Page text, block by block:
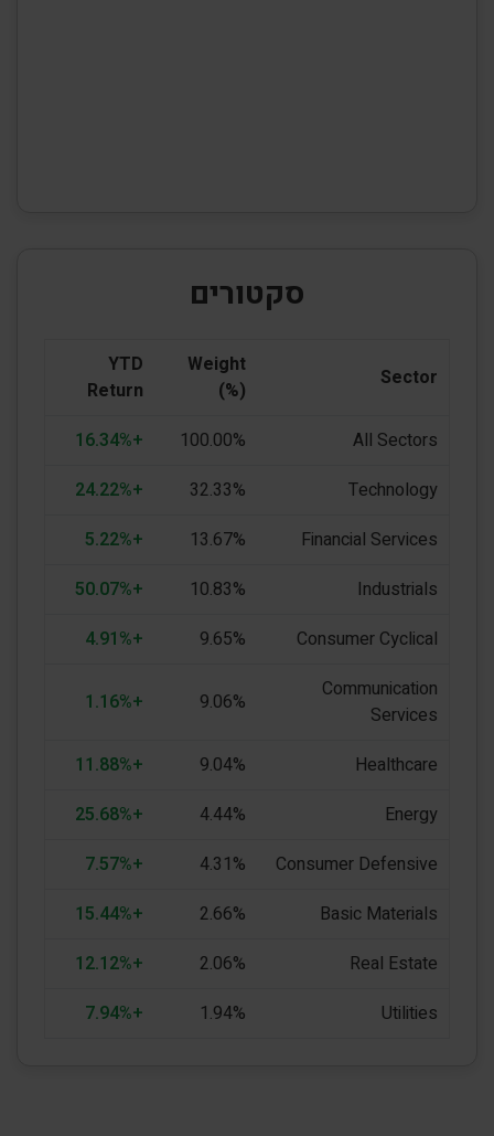
סקטורים
Sector
Weight
(%)
YTD
Return
All Sectors
100.00%
+16.34%
Technology
32.33%
+24.22%
Financial Services
13.67%
+5.22%
Industrials
10.83%
+50.07%
Consumer Cyclical
9.65%
+4.91%
Communication
Services
9.06%
+1.16%
Healthcare
9.04%
+11.88%
Energy
4.44%
+25.68%
Consumer Defensive
4.31%
+7.57%
Basic Materials
2.66%
+15.44%
Real Estate
2.06%
+12.12%
Utilities
1.94%
+7.94%